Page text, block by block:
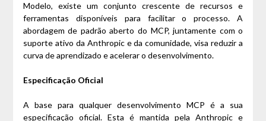
Modelo, existe um conjunto crescente de recursos e
ferramentas disponíveis para facilitar o processo. A
abordagem de padrão aberto do MCP, juntamente com o
suporte ativo da Anthropic e da comunidade, visa reduzir a
curva de aprendizado e acelerar o desenvolvimento.
Especificação Oficial
A base para qualquer desenvolvimento MCP é a sua
especificação oficial. Esta é mantida pela Anthropic e